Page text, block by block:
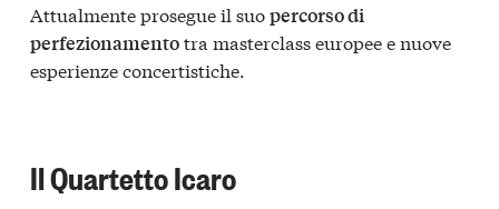
Attualmente prosegue il suopercorso di
perfezionamentotra masterclass europee e nuove
esperienze concertistiche.
Il Quartetto Icaro